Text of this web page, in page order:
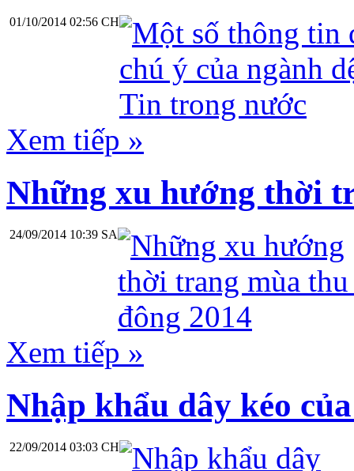
01/10/2014 02:56 CH
Xem tiếp »
Những xu hướng thời
24/09/2014 10:39 SA
Xem tiếp »
Nhập khẩu dây kéo
22/09/2014 03:03 CH